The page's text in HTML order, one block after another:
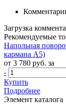
Загрузка
Рекомендуемые
Напольная
кармана А5)
от 3 780 руб. за
-
Купить
Подробнее
Элемент каталога